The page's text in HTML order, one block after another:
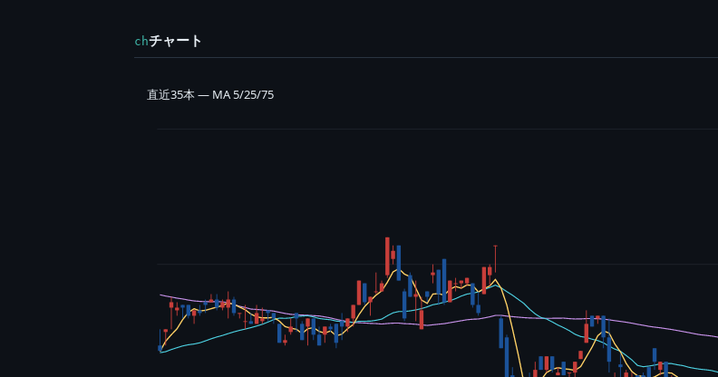
chチャート
直近35本 — MA 5/25/75